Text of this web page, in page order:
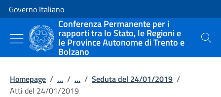
Vai al contenuto
Vai alla navigazione del sito
Governo Italiano
Conferenza Permanente per i
rapporti tra lo Stato, le Regioni e
le Province Autonome di Trento e
Bolzano
Cerca
Homepage / ... / ... / Seduta del 24/01/2019 /
Atti del 24/01/2019